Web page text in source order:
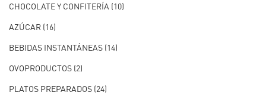
CHOCOLATE Y CONFITERÍA (10)
AZÚCAR (16)
BEBIDAS INSTANTÁNEAS (14)
OVOPRODUCTOS (2)
PLATOS PREPARADOS (24)